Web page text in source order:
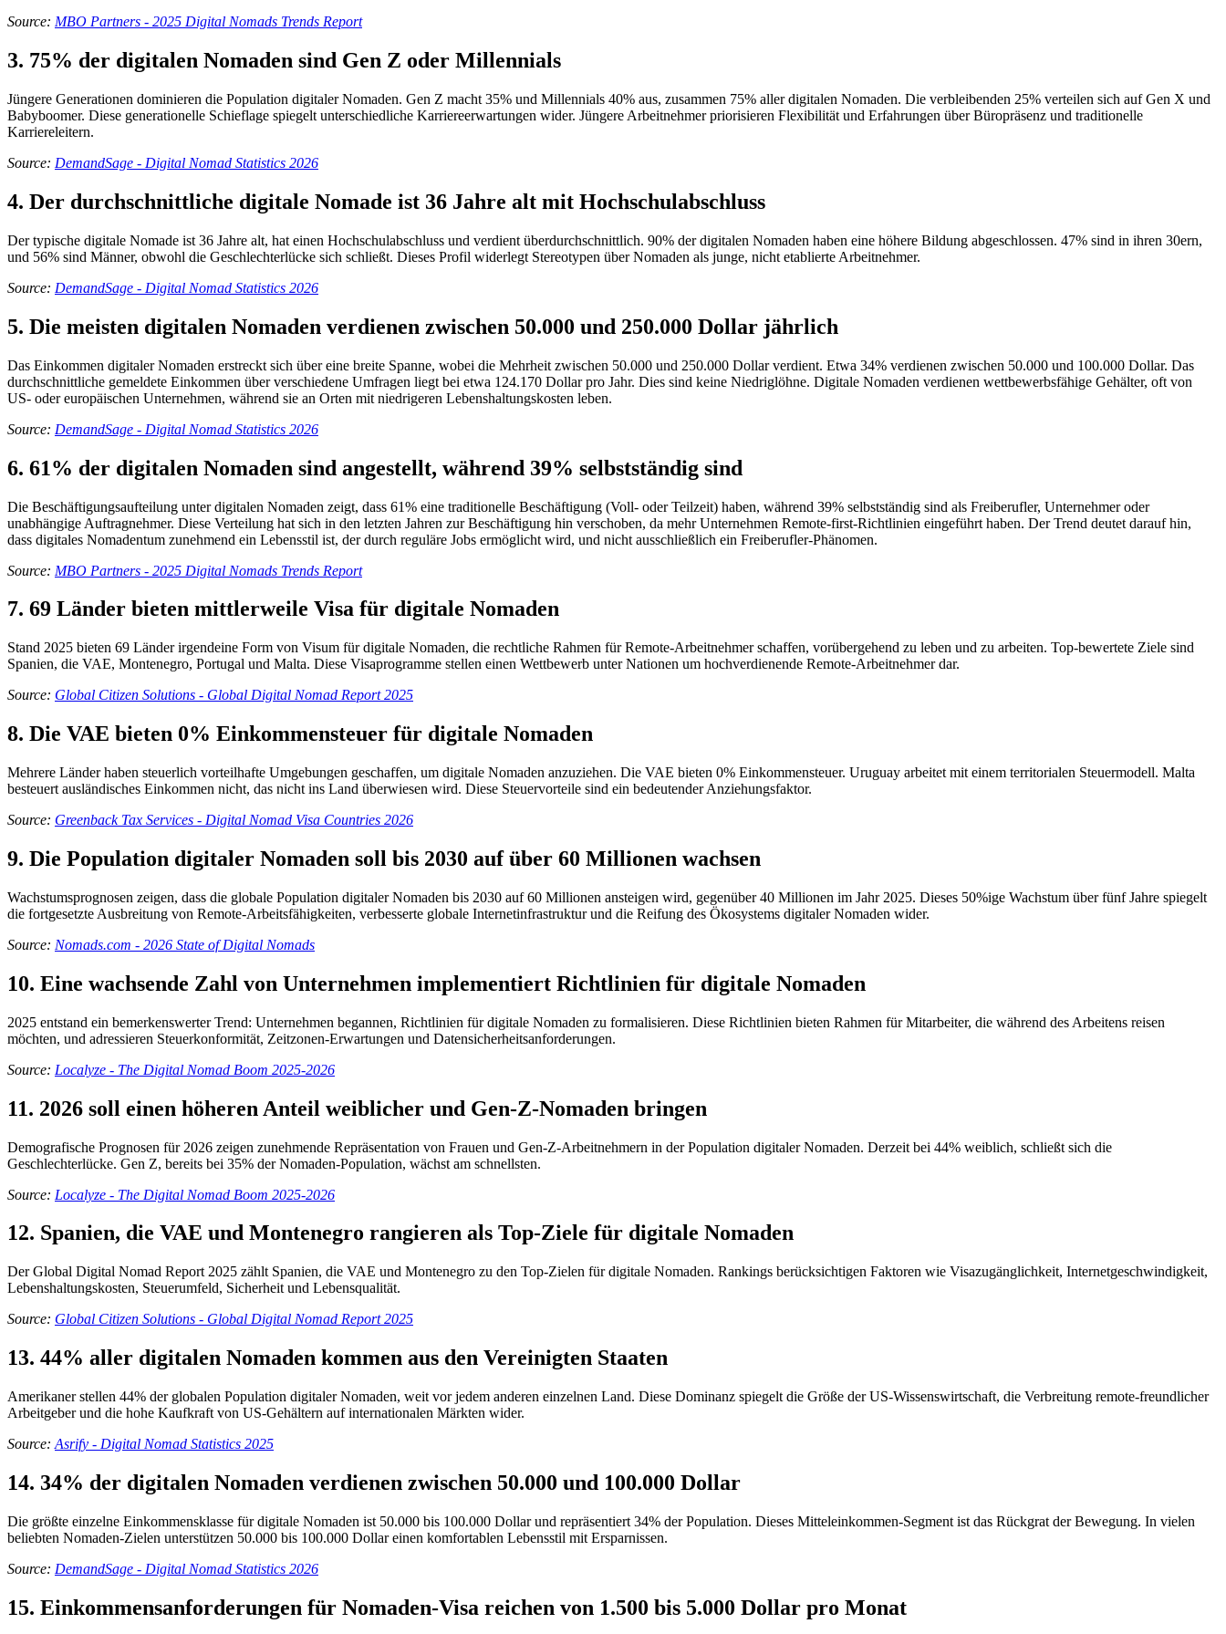
Source: MBO Partners - 2025 Digital Nomads Trends Report
3. 75% der digitalen Nomaden sind Gen Z oder Millennials
Jüngere Generationen dominieren die Population digitaler Nomaden. Gen Z macht 35% und Millennials 40% aus, zusammen 75% aller digitalen Nomaden. Die verbleibenden 25% verteilen sich auf Gen X und
Babyboomer. Diese generationelle Schieflage spiegelt unterschiedliche Karriereerwartungen wider. Jüngere Arbeitnehmer priorisieren Flexibilität und Erfahrungen über Büropräsenz und traditionelle
Karriereleitern.
Source: DemandSage - Digital Nomad Statistics 2026
4. Der durchschnittliche digitale Nomade ist 36 Jahre alt mit Hochschulabschluss
Der typische digitale Nomade ist 36 Jahre alt, hat einen Hochschulabschluss und verdient überdurchschnittlich. 90% der digitalen Nomaden haben eine höhere Bildung abgeschlossen. 47% sind in ihren 30ern,
und 56% sind Männer, obwohl die Geschlechterlücke sich schließt. Dieses Profil widerlegt Stereotypen über Nomaden als junge, nicht etablierte Arbeitnehmer.
Source: DemandSage - Digital Nomad Statistics 2026
5. Die meisten digitalen Nomaden verdienen zwischen 50.000 und 250.000 Dollar jährlich
Das Einkommen digitaler Nomaden erstreckt sich über eine breite Spanne, wobei die Mehrheit zwischen 50.000 und 250.000 Dollar verdient. Etwa 34% verdienen zwischen 50.000 und 100.000 Dollar. Das
durchschnittliche gemeldete Einkommen über verschiedene Umfragen liegt bei etwa 124.170 Dollar pro Jahr. Dies sind keine Niedriglöhne. Digitale Nomaden verdienen wettbewerbsfähige Gehälter, oft von
US- oder europäischen Unternehmen, während sie an Orten mit niedrigeren Lebenshaltungskosten leben.
Source: DemandSage - Digital Nomad Statistics 2026
6. 61% der digitalen Nomaden sind angestellt, während 39% selbstständig sind
Die Beschäftigungsaufteilung unter digitalen Nomaden zeigt, dass 61% eine traditionelle Beschäftigung (Voll- oder Teilzeit) haben, während 39% selbstständig sind als Freiberufler, Unternehmer oder
unabhängige Auftragnehmer. Diese Verteilung hat sich in den letzten Jahren zur Beschäftigung hin verschoben, da mehr Unternehmen Remote-first-Richtlinien eingeführt haben. Der Trend deutet darauf hin,
dass digitales Nomadentum zunehmend ein Lebensstil ist, der durch reguläre Jobs ermöglicht wird, und nicht ausschließlich ein Freiberufler-Phänomen.
Source: MBO Partners - 2025 Digital Nomads Trends Report
7. 69 Länder bieten mittlerweile Visa für digitale Nomaden
Stand 2025 bieten 69 Länder irgendeine Form von Visum für digitale Nomaden, die rechtliche Rahmen für Remote-Arbeitnehmer schaffen, vorübergehend zu leben und zu arbeiten. Top-bewertete Ziele sind
Spanien, die VAE, Montenegro, Portugal und Malta. Diese Visaprogramme stellen einen Wettbewerb unter Nationen um hochverdienende Remote-Arbeitnehmer dar.
Source: Global Citizen Solutions - Global Digital Nomad Report 2025
8. Die VAE bieten 0% Einkommensteuer für digitale Nomaden
Mehrere Länder haben steuerlich vorteilhafte Umgebungen geschaffen, um digitale Nomaden anzuziehen. Die VAE bieten 0% Einkommensteuer. Uruguay arbeitet mit einem territorialen Steuermodell. Malta
besteuert ausländisches Einkommen nicht, das nicht ins Land überwiesen wird. Diese Steuervorteile sind ein bedeutender Anziehungsfaktor.
Source: Greenback Tax Services - Digital Nomad Visa Countries 2026
9. Die Population digitaler Nomaden soll bis 2030 auf über 60 Millionen wachsen
Wachstumsprognosen zeigen, dass die globale Population digitaler Nomaden bis 2030 auf 60 Millionen ansteigen wird, gegenüber 40 Millionen im Jahr 2025. Dieses 50%ige Wachstum über fünf Jahre spiegelt
die fortgesetzte Ausbreitung von Remote-Arbeitsfähigkeiten, verbesserte globale Internetinfrastruktur und die Reifung des Ökosystems digitaler Nomaden wider.
Source: Nomads.com - 2026 State of Digital Nomads
10. Eine wachsende Zahl von Unternehmen implementiert Richtlinien für digitale Nomaden
2025 entstand ein bemerkenswerter Trend: Unternehmen begannen, Richtlinien für digitale Nomaden zu formalisieren. Diese Richtlinien bieten Rahmen für Mitarbeiter, die während des Arbeitens reisen
möchten, und adressieren Steuerkonformität, Zeitzonen-Erwartungen und Datensicherheitsanforderungen.
Source: Localyze - The Digital Nomad Boom 2025-2026
11. 2026 soll einen höheren Anteil weiblicher und Gen-Z-Nomaden bringen
Demografische Prognosen für 2026 zeigen zunehmende Repräsentation von Frauen und Gen-Z-Arbeitnehmern in der Population digitaler Nomaden. Derzeit bei 44% weiblich, schließt sich die
Geschlechterlücke. Gen Z, bereits bei 35% der Nomaden-Population, wächst am schnellsten.
Source: Localyze - The Digital Nomad Boom 2025-2026
12. Spanien, die VAE und Montenegro rangieren als Top-Ziele für digitale Nomaden
Der Global Digital Nomad Report 2025 zählt Spanien, die VAE und Montenegro zu den Top-Zielen für digitale Nomaden. Rankings berücksichtigen Faktoren wie Visazugänglichkeit, Internetgeschwindigkeit,
Lebenshaltungskosten, Steuerumfeld, Sicherheit und Lebensqualität.
Source: Global Citizen Solutions - Global Digital Nomad Report 2025
13. 44% aller digitalen Nomaden kommen aus den Vereinigten Staaten
Amerikaner stellen 44% der globalen Population digitaler Nomaden, weit vor jedem anderen einzelnen Land. Diese Dominanz spiegelt die Größe der US-Wissenswirtschaft, die Verbreitung remote-freundlicher
Arbeitgeber und die hohe Kaufkraft von US-Gehältern auf internationalen Märkten wider.
Source: Asrify - Digital Nomad Statistics 2025
14. 34% der digitalen Nomaden verdienen zwischen 50.000 und 100.000 Dollar
Die größte einzelne Einkommensklasse für digitale Nomaden ist 50.000 bis 100.000 Dollar und repräsentiert 34% der Population. Dieses Mitteleinkommen-Segment ist das Rückgrat der Bewegung. In vielen
beliebten Nomaden-Zielen unterstützen 50.000 bis 100.000 Dollar einen komfortablen Lebensstil mit Ersparnissen.
Source: DemandSage - Digital Nomad Statistics 2026
15. Einkommensanforderungen für Nomaden-Visa reichen von 1.500 bis 5.000 Dollar pro Monat